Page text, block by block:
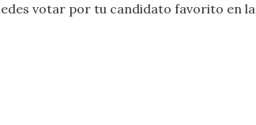
votar por tu candidato favorito en la